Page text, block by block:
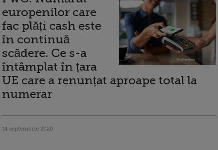
europenilor care
fac plăți cash este
în continuă
scădere. Ce s-a
întâmplat în țara
UE care a renunțat aproape total la
numerar
14 septembrie 2020